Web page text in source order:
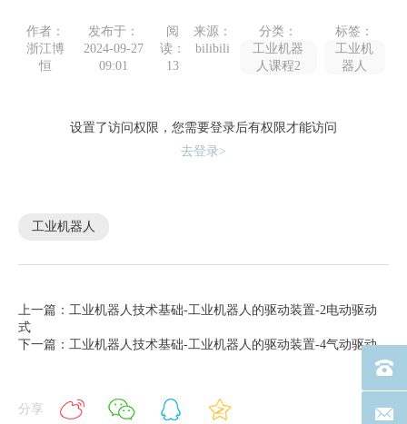
作者：
浙江博
恒
发布于：
2024-09-27
09:01
阅
读：
13
来源：
bilibili
分类：
工业机器
人课程2
标签：
工业机
器人
设置了访问权限，您需要登录后有权限才能访问
去登录>
工业机器人
上一篇：工业机器人技术基础-工业机器人的驱动装置-2电动驱动
式
下一篇：工业机器人技术基础-工业机器人的驱动装置-4气动驱动
分享
电话
联系